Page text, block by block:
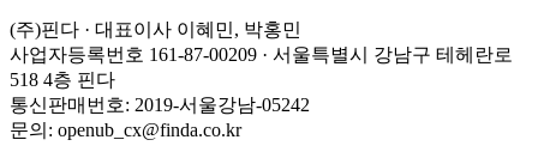
(주)핀다 · 대표이사 이혜민, 박홍민
사업자등록번호 161-87-00209 · 서울특별시 강남구 테헤란로
518 4층 핀다
통신판매번호: 2019-서울강남-05242
문의: openub_cx@finda.co.kr